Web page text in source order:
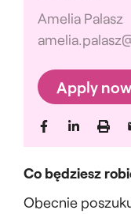
Amelia Palasz
Apply
Co będziesz
Obecnie